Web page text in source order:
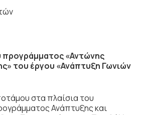
προγράμματος «Αντώνης
του έργου «Ανάπτυξη Γωνιών
στα πλαίσια του
Ανάπτυξης και